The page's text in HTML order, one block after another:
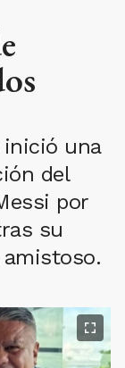
una
del
por
su